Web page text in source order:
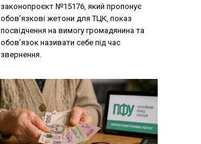
законопроєкт №15176, який пропонує
обов’язкові жетони для ТЦК, показ
посвідчення на вимогу громадянина та
обов’язок називати себе під час
звернення.